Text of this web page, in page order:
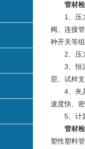
管材
1、压力
阀、连接
种开关等
2、压力
3、恒温
层、试样
4、夹具
速度快、
5、计算
管材
塑性塑料